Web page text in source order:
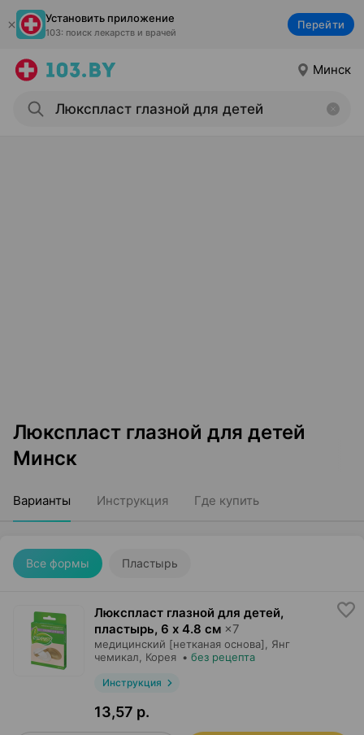
Установить приложение
103: поиск лекарств и врачей
Перейти
Минск
Люкспласт глазной для детей
Минск
Варианты Инструкция Где купить
Все формы Пластырь
Люкспласт глазной для детей,
пластырь, 6 х 4.8 см ×7
медицинский [нетканая основа],
Янг
чемикал , Корея • без рецепта
Инструкция
13,57 р.